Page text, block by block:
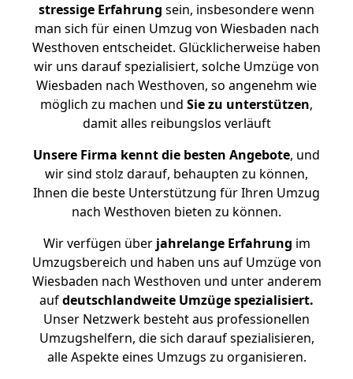
stressige Erfahrung sein, insbesondere wenn
man sich für einen Umzug von Wiesbaden nach
Westhoven entscheidet. Glücklicherweise haben
wir uns darauf spezialisiert, solche Umzüge von
Wiesbaden nach Westhoven, so angenehm wie
möglich zu machen und Sie zu unterstützen,
damit alles reibungslos verläuft
Unsere Firma kennt die besten Angebote, und
wir sind stolz darauf, behaupten zu können,
Ihnen die beste Unterstützung für Ihren Umzug
nach Westhoven bieten zu können.
Wir verfügen überjahrelange Erfahrung im
Umzugsbereich und haben uns auf Umzüge von
Wiesbaden nach Westhoven und unter anderem
aufdeutschlandweite Umzüge spezialisiert.
Unser Netzwerk besteht aus professionellen
Umzugshelfern, die sich darauf spezialisieren,
alle Aspekte eines Umzugs zu organisieren.